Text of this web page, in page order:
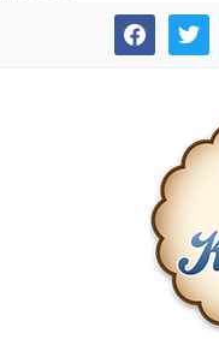
facebooktwitter